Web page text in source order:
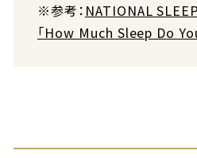
※参考： NATIONAL
「How Much Sleep Do